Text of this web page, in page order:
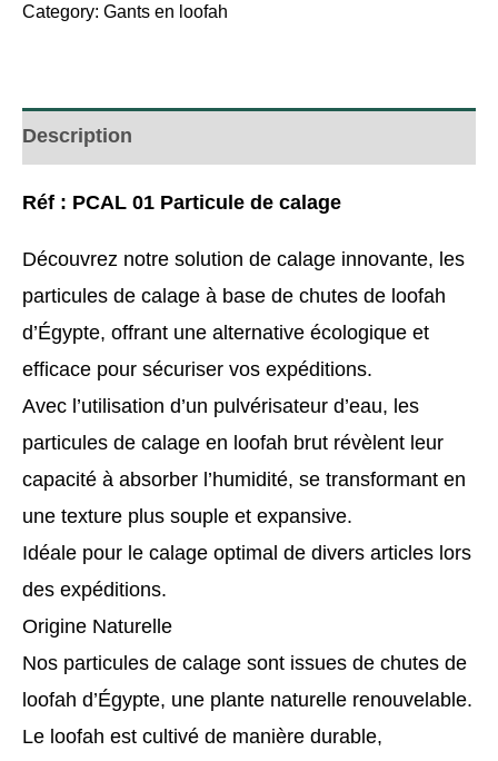
Category: Gants en loofah
Description
Réf : PCAL 01 Particule de calage
Découvrez notre solution de calage innovante, les
particules de calage à base de chutes de loofah
d’Égypte, offrant une alternative écologique et
efficace pour sécuriser vos expéditions.
Avec l’utilisation d’un pulvérisateur d’eau, les
particules de calage en loofah brut révèlent leur
capacité à absorber l’humidité, se transformant en
une texture plus souple et expansive.
Idéale pour le calage optimal de divers articles lors
des expéditions.
Origine Naturelle
Nos particules de calage sont issues de chutes de
loofah d’Égypte, une plante naturelle renouvelable.
Le loofah est cultivé de manière durable,